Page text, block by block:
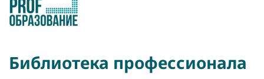
Библиотека профессионала